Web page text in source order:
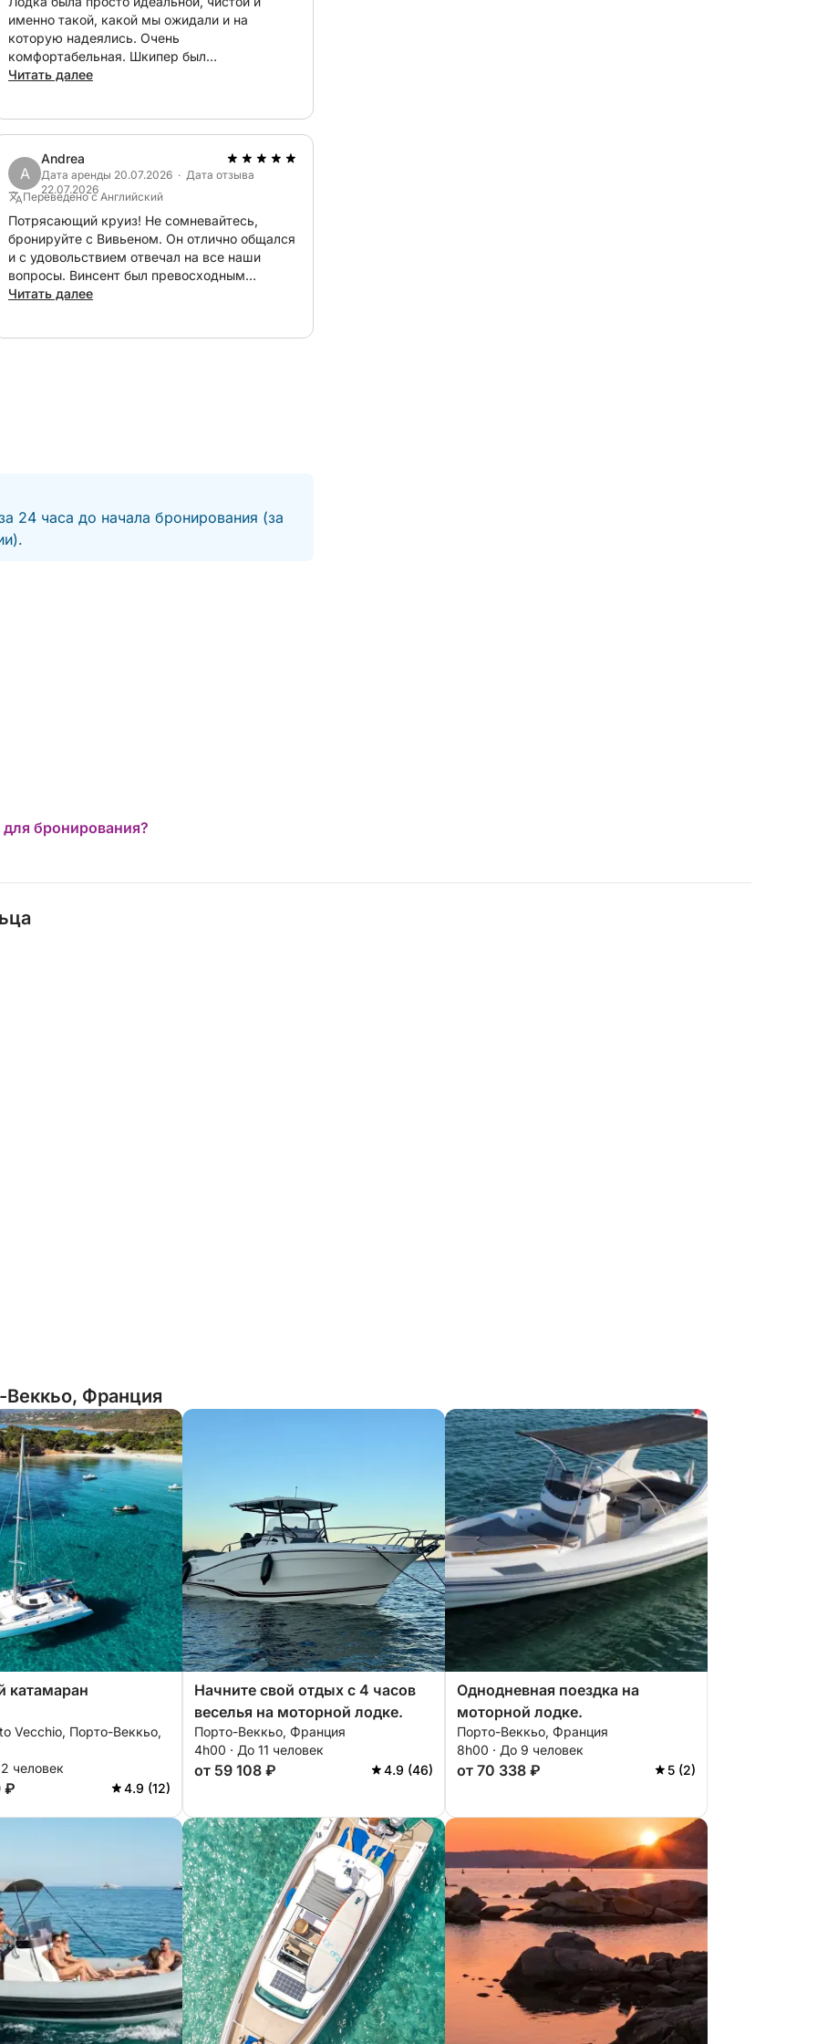
именно такой, какой мы ожидали и на
которую надеялись. Очень
комфортабельная. Шкипер был
фантастическим, Кевин, огромное спасибо за
отвечала чрезвычайно быстро. Спасибо.
Читать далее
A
Andrea
Дата аренды 20.07.2026 · Дата отзыва
22.07.2026
Переведено с Английский
Потрясающий круиз! Не сомневайтесь,
бронируйте с Вивьеном. Он отлично общался
и с удовольствием отвечал на все наши
вопросы. Винсент был превосходным
шкипером, и мы обязательно попробуем
Читать далее
24 часа до начала бронирования (за
бронирования?
Франция
катамаран
Vecchio, Порто-Веккьо,
человек
₽ 4.9 (12)
Начните свой отдых с 4 часов
веселья на моторной лодке.
Порто-Веккьо, Франция
4h00 · До 11 человек
от 59 108 ₽ 4.9 (46)
Однодневная поездка на
моторной лодке.
Порто-Веккьо, Франция
8h00 · До 9 человек
от 70 338 ₽ 5 (2)